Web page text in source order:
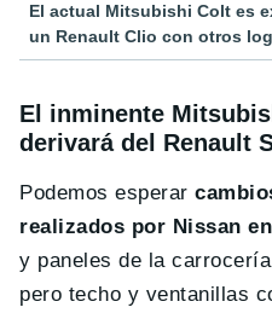
El actual Mitsubishi Colt es
un Renault Clio con otros
El inminente
derivará del Renault
Podemos esperar
realizados por Nissan
y paneles de la
pero techo y ventanillas